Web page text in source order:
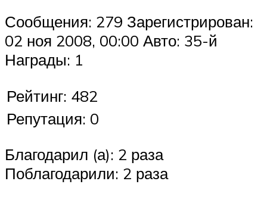
Меню
Сообщения: 279 Зарегистрирован:
02 ноя 2008, 00:00 Авто: 35-й
Награды: 1
Рейтинг: 482
Репутация: 0
Благодарил (а): 2 раза
Поблагодарили: 2 раза